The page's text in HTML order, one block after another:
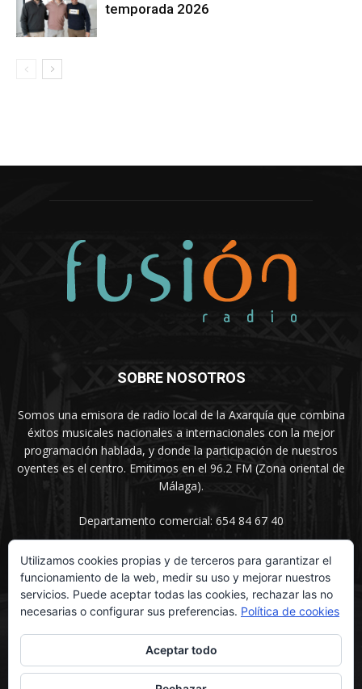
temporada 2026
SOBRE NOSOTROS
Somos una emisora de radio local de la Axarquía que combina
éxitos musicales nacionales a internacionales con la mejor
programación hablada, y donde la participación de nuestros
oyentes es el centro. Emitimos en el 96.2 FM (Zona oriental de
Málaga).
Departamento comercial: 654 84 67 40
SÍGUENOS
Utilizamos cookies propias y de terceros para garantizar el
funcionamiento de la web, medir su uso y mejorar nuestros
servicios. Puede aceptar todas las cookies, rechazar las no
necesarias o configurar sus preferencias. Política de cookies
Aceptar todo